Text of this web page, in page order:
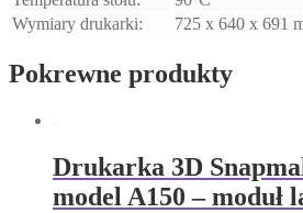
Wymiary drukarki:
725 x 640 x 691
Pokrewne produkty
Drukarka 3D
model A150 – moduł